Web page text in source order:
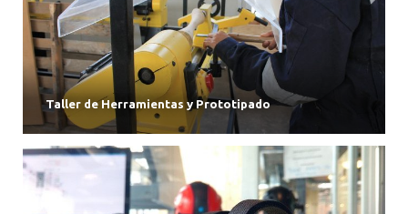
Taller de Herramientas y Prototipado